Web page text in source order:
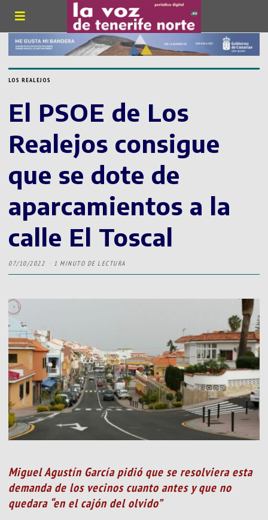
LOS REALEJOS
El PSOE de Los
Realejos consigue
que se dote de
aparcamientos a la
calle El Toscal
07/10/2022 1 MINUTO DE LECTURA
Miguel Agustín García pidió que se resolviera esta
demanda de los vecinos cuanto antes y que no
quedara “en el cajón del olvido”